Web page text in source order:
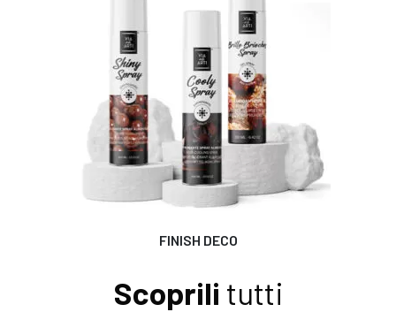
FINISH DECO
Scoprili tutti